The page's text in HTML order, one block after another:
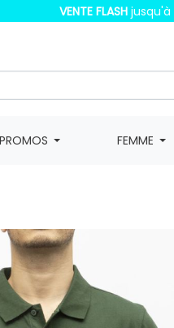
VENTE FLASH jusqu'à
PROMOS FEMME